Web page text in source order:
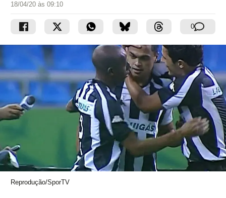
18/04/20 às 09:10
0
Reprodução/SporTV